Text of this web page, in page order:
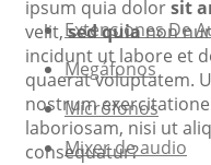
Extensiones De
Megáfonos
Micrófonos
Mixer de audio
ipsum quia dolorsit
velit,sed quianon
incidunt ut labore et
quaerat voluptatem.
nostrum
laboriosam, nisi ut
consequatur?